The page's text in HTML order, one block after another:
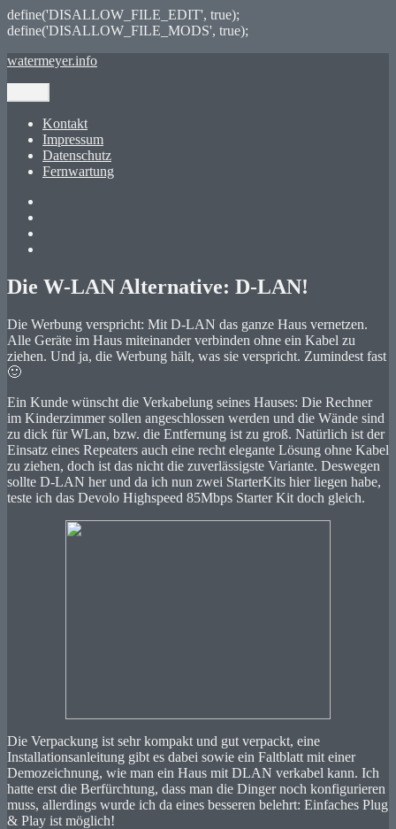
define('DISALLOW_FILE_EDIT', true);
define('DISALLOW_FILE_MODS', true);
Zum
watermeyer.info
Kontakt
Impressum
Datenschutz
Fernwartung
Die W-LAN Alternative: D-LAN!
Die Werbung verspricht: Mit D-LAN das ganze Haus vernetzen.
Alle Geräte im Haus miteinander verbinden ohne ein Kabel zu
ziehen. Und ja, die Werbung hält, was sie verspricht. Zumindest fast
🙂
Ein Kunde wünscht die Verkabelung seines Hauses: Die Rechner
im Kinderzimmer sollen angeschlossen werden und die Wände sind
zu dick für WLan, bzw. die Entfernung ist zu groß. Natürlich ist der
Einsatz eines Repeaters auch eine recht elegante Lösung ohne Kabel
zu ziehen, doch ist das nicht die zuverlässigste Variante. Deswegen
sollte D-LAN her und da ich nun zwei StarterKits hier liegen habe,
teste ich das Devolo Highspeed 85Mbps Starter Kit doch gleich.
Die Verpackung ist sehr kompakt und gut verpackt, eine
Installationsanleitung gibt es dabei sowie ein Faltblatt mit einer
Demozeichnung, wie man ein Haus mit DLAN verkabel kann. Ich
hatte erst die Berfürchtung, dass man die Dinger noch konfigurieren
muss, allerdings wurde ich da eines besseren belehrt: Einfaches Plug
& Play ist möglich!